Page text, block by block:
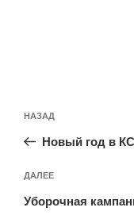
по
записям
Предыдущая
запись:
НАЗАД
Новый год в
Следующая
запись
ДАЛЕЕ
Уборочная